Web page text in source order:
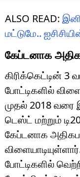
ALSO READ:
மட்டுமே..
கேப்டனாக
கிரிக்கெட்டின் 3
போட்டிகளில்
முதல் 2018 வரை
டெஸ்ட் மற்றும்
கேப்டனாக
போட்டிகளில்